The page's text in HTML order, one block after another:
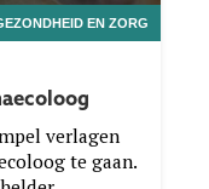
EN ZORG
verlagen
te gaan.